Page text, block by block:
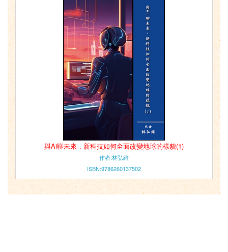
與Ai聊未來，新科技如何全面改變地球的樣貌(1)
作者:林弘維
ISBN:9786260137502